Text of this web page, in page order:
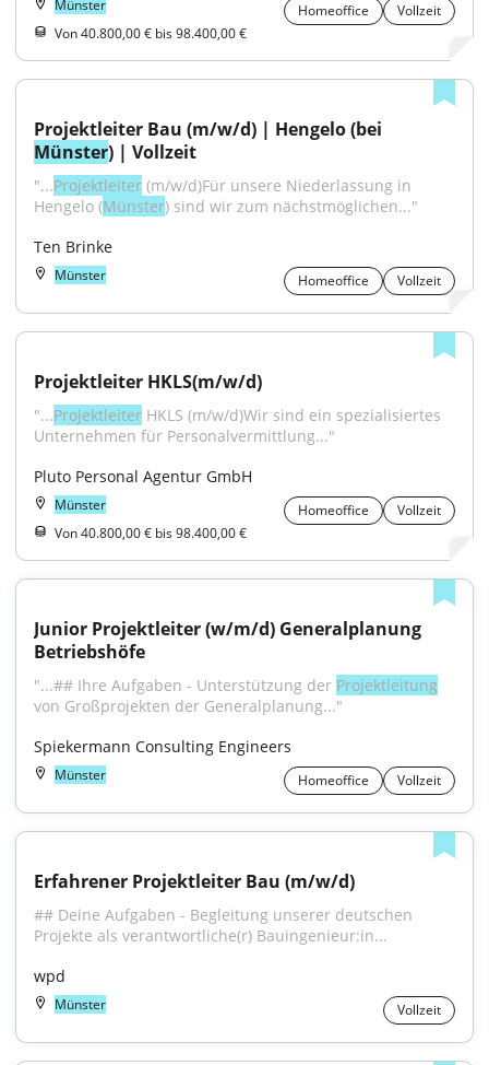
Münster Homeoffice
Vollzeit
Von 40.800,00 € bis 98.400,00 €
Münster) | Vollzeit
"...Projektleiter (m/w/d)Für unsere Niederlassung in
Hengelo (Münster) sind wir zum nächstmöglichen..."
Ten Brinke
Münster Homeoffice Vollzeit
Projektleiter HKLS(m/w/d)
"...Projektleiter HKLS (m/w/d)Wir sind ein spezialisiertes
Unternehmen für Personalvermittlung..."
Pluto Personal Agentur GmbH
Münster Homeoffice
Vollzeit
Von 40.800,00 € bis 98.400,00 €
Junior Projektleiter (w/m/d) Generalplanung
Betriebshöfe
"...## Ihre Aufgaben - Unterstützung der Projektleitung
von Großprojekten der Generalplanung..."
Spiekermann Consulting Engineers
Münster Homeoffice Vollzeit
Erfahrener Projektleiter Bau (m/w/d)
## Deine Aufgaben - Begleitung unserer deutschen
Projekte als verantwortliche(r) Bauingenieur:in...
wpd
Münster Vollzeit